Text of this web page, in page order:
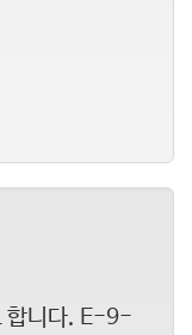
합니다. E-9-